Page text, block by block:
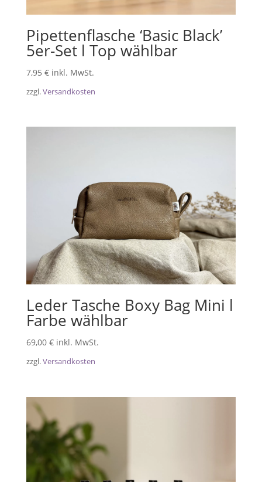
Pipettenflasche ‘Basic Black’
5er-Set l Top wählbar
7,95 € inkl. MwSt.
zzgl.Versandkosten
Leder Tasche Boxy Bag Mini l
Farbe wählbar
69,00 € inkl. MwSt.
zzgl.Versandkosten